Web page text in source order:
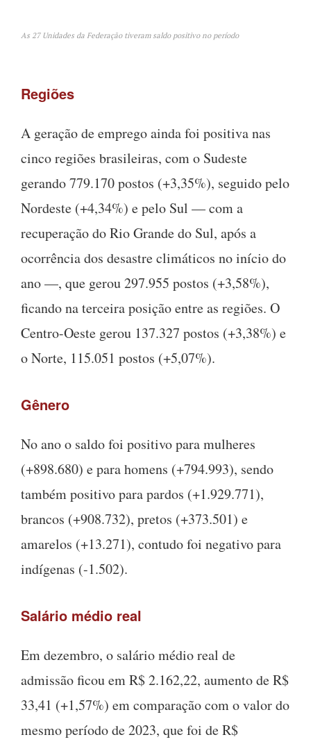
As 27 Unidades da Federação tiveram saldo positivo no período
Regiões
A geração de emprego ainda foi positiva nas
cinco regiões brasileiras, com o Sudeste
gerando 779.170 postos (+3,35%), seguido pelo
Nordeste (+4,34%) e pelo Sul — com a
recuperação do Rio Grande do Sul, após a
ocorrência dos desastre climáticos no início do
ano —, que gerou 297.955 postos (+3,58%),
ficando na terceira posição entre as regiões. O
Centro-Oeste gerou 137.327 postos (+3,38%) e
o Norte, 115.051 postos (+5,07%).
Gênero
No ano o saldo foi positivo para mulheres
(+898.680) e para homens (+794.993), sendo
também positivo para pardos (+1.929.771),
brancos (+908.732), pretos (+373.501) e
amarelos (+13.271), contudo foi negativo para
indígenas (-1.502).
Salário médio real
Em dezembro, o salário médio real de
admissão ficou em R$ 2.162,22, aumento de R$
33,41 (+1,57%) em comparação com o valor do
mesmo período de 2023, que foi de R$